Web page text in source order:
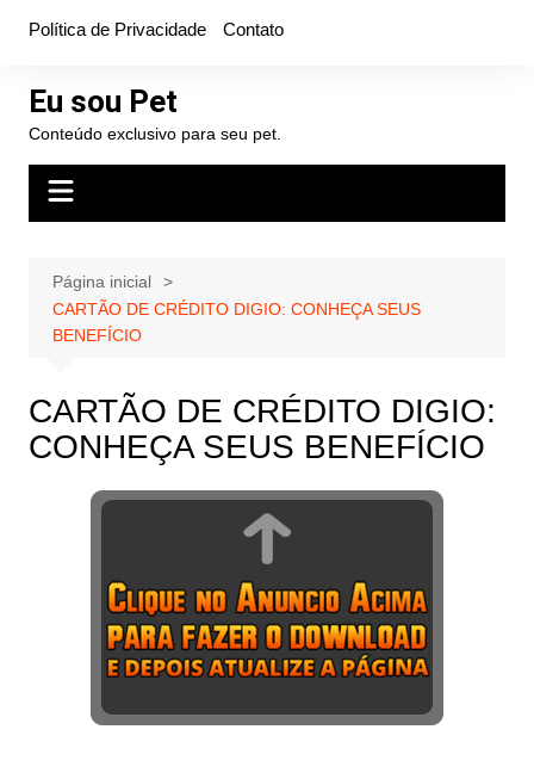
conteúdo
Política de Privacidade Contato
Eu sou Pet
Conteúdo exclusivo para seu pet.
Página inicial
CARTÃO DE CRÉDITO DIGIO: CONHEÇA SEUS
BENEFÍCIO
CARTÃO DE CRÉDITO DIGIO:
CONHEÇA SEUS BENEFÍCIO